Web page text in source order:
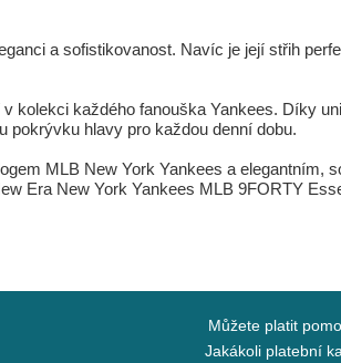
a sofistikovanost. Navíc je její střih
kolekci každého fanouška Yankees. Díky
pokrývku hlavy pro každou denní dobu.
MLB New York Yankees a elegantním,
Era New York Yankees MLB 9FORTY
Můžete platit
Jakákoli platební